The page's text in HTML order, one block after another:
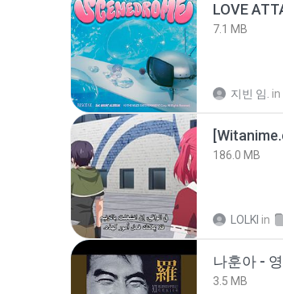
LOVE
7.1 MB
지빈 임. in
186.0 MB
LOLKI in
나훈아 -
3.5 MB